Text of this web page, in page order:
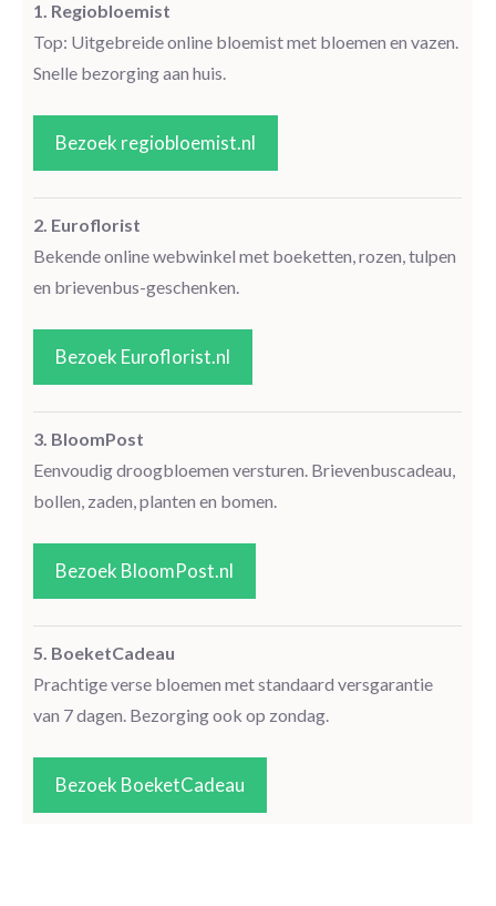
1. Regiobloemist
Top: Uitgebreide online bloemist met bloemen en vazen.
Snelle bezorging aan huis.
Bezoek regiobloemist.nl
2. Euroflorist
Bekende online webwinkel met boeketten, rozen, tulpen
en brievenbus-geschenken.
Bezoek Euroflorist.nl
3. BloomPost
Eenvoudig droogbloemen versturen. Brievenbuscadeau,
bollen, zaden, planten en bomen.
Bezoek BloomPost.nl
5. BoeketCadeau
Prachtige verse bloemen met standaard versgarantie
van 7 dagen. Bezorging ook op zondag.
Bezoek BoeketCadeau